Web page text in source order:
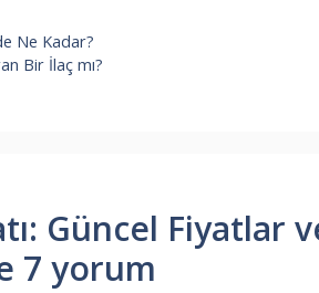
Ne Kadar?
Bir İlaç mı?
Güncel Fiyatlar
7 yorum